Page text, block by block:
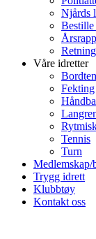
Njårds
Bestille
Våre idretter
Fekting
Tennis
Turn
Medlemskap/
Trygg idrett
Klubbtøy
Kontakt oss